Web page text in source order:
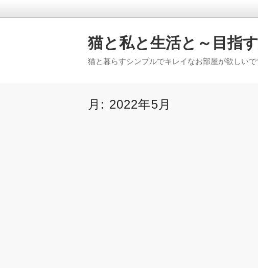
猫と私と生活と～目指
猫と暮らすシンプルでキレイなお部屋が欲しい
月: 2022年5月